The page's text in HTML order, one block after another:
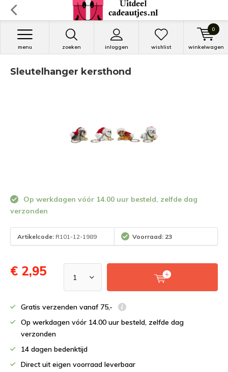
zoeken inloggen
menu wishlist winkelwagen
0
Sleutelhanger kersthond
Op werkdagen vóór 14.00 uur besteld, zelfde dag
verzonden
Artikelcode: R101-12-1989 Voorraad: 23
€ 2,95
Gratis verzenden vanaf 75,-
Op werkdagen vóór 14.00 uur besteld, zelfde dag
verzonden
14 dagen bedenktijd
Direct uit eigen voorraad leverbaar